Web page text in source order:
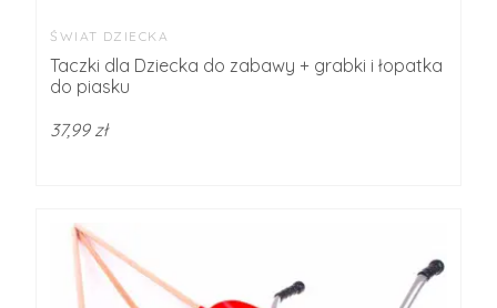
ŚWIAT DZIECKA
Taczki dla Dziecka do zabawy + grabki i łopatka
do piasku
37,99 zł